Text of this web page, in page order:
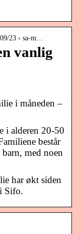
23 › sa-m…
vanlig
i måneden –
alderen 20-50
består
med noen
har økt siden
Sifo.